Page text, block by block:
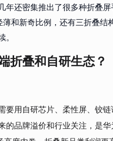
还密集推出了很多种折叠
和新奇比例，还有三折叠
折叠和自研生态？
要用自研芯片、柔性屏、铰
的品牌溢价和行业关注，是